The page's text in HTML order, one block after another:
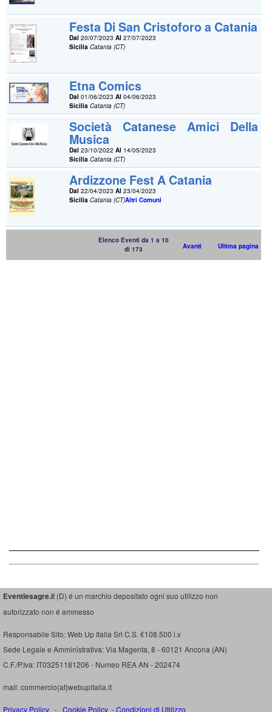
Festa Di San Cristoforo a Catania
Dal 20/07/2023Al 27/07/2023
Sicilia Catania (CT)
Etna Comics
Dal 01/06/2023Al 04/06/2023
Sicilia Catania (CT)
Società Catanese Amici Della
Musica
Dal 23/10/2022Al 14/05/2023
Sicilia Catania (CT)
Ardizzone Fest A Catania
Dal 22/04/2023Al 23/04/2023
Sicilia Catania (CT)Altri Comuni
Elenco Eventi da 1 a 10
di 173
Avanti Ultima pagina
Eventiesagre.it (D) é un marchio depositato ogni suo utilizzo non
autorizzato non é ammesso
Responsabile Sito: Web Up Italia Srl C.S. €108.500 i.v
Sede Legale e Amministrativa: Via Magenta, 8 - 60121 Ancona (AN)
C.F./P.Iva: IT03251181206 - Numeo REA AN - 202474
mail: commercio(at)webupitalia.it
Privacy Policy - Cookie Policy -Condizioni di Utilizzo